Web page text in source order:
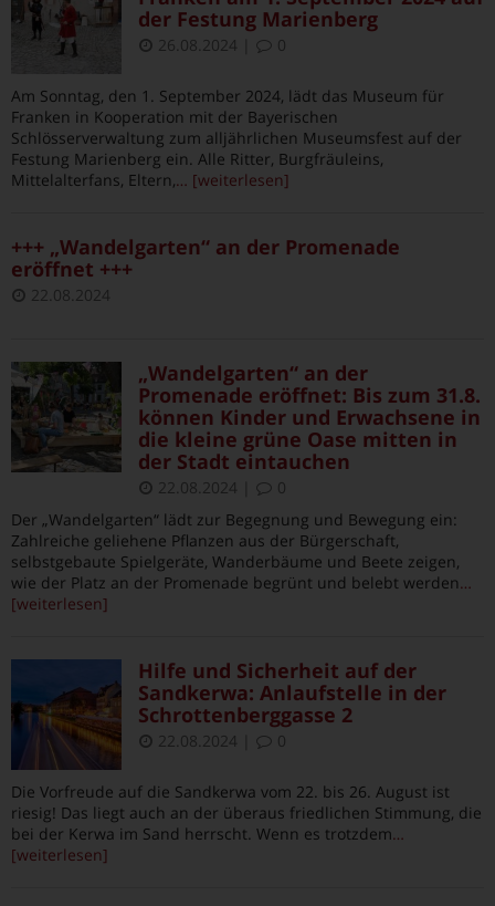
der Festung Marienberg
26.08.2024 0
Am Sonntag, den 1. September 2024, lädt das Museum für
Franken in Kooperation mit der Bayerischen
Schlösserverwaltung zum alljährlichen Museumsfest auf der
Festung Marienberg ein. Alle Ritter, Burgfräuleins,
Mittelalterfans, Eltern, … [weiterlesen]
+++ „Wandelgarten“ an der Promenade
eröffnet +++
22.08.2024
„Wandelgarten“ an der
Promenade eröffnet: Bis zum 31.8.
können Kinder und Erwachsene in
die kleine grüne Oase mitten in
der Stadt eintauchen
22.08.2024
0
Der „Wandelgarten“ lädt zur Begegnung und Bewegung ein:
Zahlreiche geliehene Pflanzen aus der Bürgerschaft,
selbstgebaute Spielgeräte, Wanderbäume und Beete zeigen,
wie der Platz an der Promenade begrünt und belebt werden …
[weiterlesen]
Hilfe und Sicherheit auf der
Sandkerwa: Anlaufstelle in der
Schrottenberggasse 2
22.08.2024 0
Die Vorfreude auf die Sandkerwa vom 22. bis 26. August ist
riesig! Das liegt auch an der überaus friedlichen Stimmung, die
bei der Kerwa im Sand herrscht. Wenn es trotzdem …
[weiterlesen]